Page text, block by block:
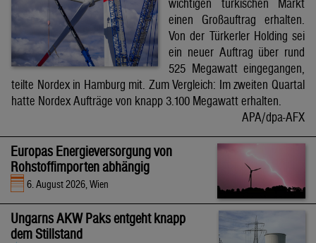
wichtigen türkischen Markt
einen Großauftrag erhalten.
Von der Türkerler Holding sei
ein neuer Auftrag über rund
525 Megawatt eingegangen,
teilte Nordex in Hamburg mit. Zum Vergleich: Im zweiten Quartal
hatte Nordex Aufträge von knapp 3.100 Megawatt erhalten.
APA/dpa-AFX
Europas Energieversorgung von
Rohstoffimporten abhängig
6. August 2026, Wien
Ungarns AKW Paks entgeht knapp
dem Stillstand